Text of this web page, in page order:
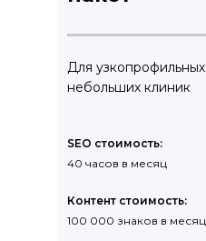
Для узкопрофильных
небольших клиник
SEO стоимость:
40 часов в месяц
Контент стоимость:
100 000 знаков в месяц